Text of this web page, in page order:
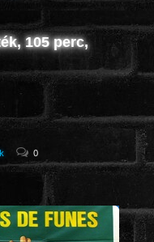
105 perc,
0